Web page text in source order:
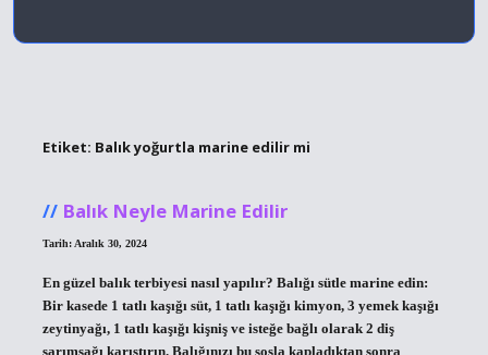
Etiket: Balık yoğurtla marine edilir mi
Balık Neyle Marine Edilir
Tarih: Aralık 30, 2024
En güzel balık terbiyesi nasıl yapılır? Balığı sütle marine edin:
Bir kasede 1 tatlı kaşığı süt, 1 tatlı kaşığı kimyon, 3 yemek kaşığı
zeytinyağı, 1 tatlı kaşığı kişniş ve isteğe bağlı olarak 2 diş
sarımsağı karıştırın. Balığınızı bu sosla kapladıktan sonra